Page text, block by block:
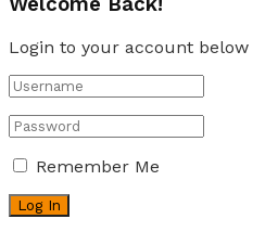
Login to your account below
Remember Me